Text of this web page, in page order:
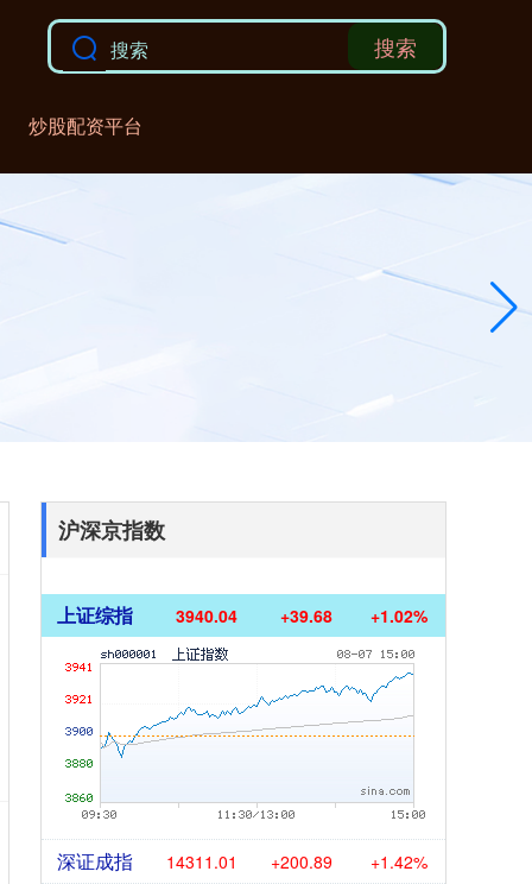
搜索
炒股配资平台
沪深京指数
上证综指 3940.04 +39.68 +1.02%
深证成指 14311.01 +200.89 +1.42%